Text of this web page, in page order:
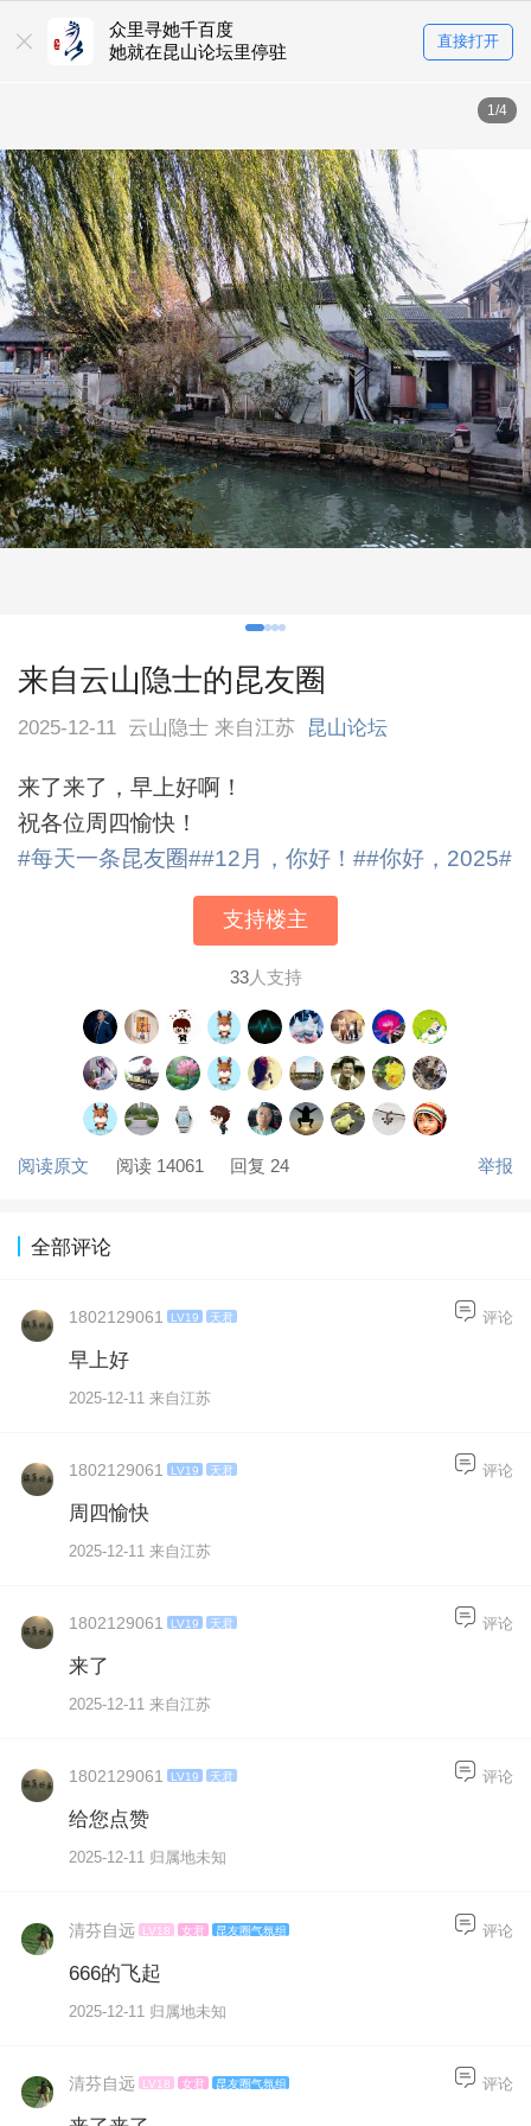
众里寻她千百度
她就在昆山论坛里停驻
直接打开
1/4
来自云山隐士的昆友圈
2025-12-11 云山隐士 来自江苏 昆山论坛
来了来了，早上好啊！
祝各位周四愉快！
#每天一条昆友圈##12月，你好！##你好，2025#
支持楼主
33人支持
阅读原文 阅读 14061 回复 24 举报
全部评论
1802129061 LV19 天君
早上好
2025-12-11 来自江苏
评论
1802129061 LV19 天君
周四愉快
2025-12-11 来自江苏
评论
1802129061 LV19 天君
来了
2025-12-11 来自江苏
评论
1802129061 LV19 天君
给您点赞
2025-12-11 归属地未知
评论
清芬自远 LV18 女君 昆友圈气氛组
666的飞起
2025-12-11 归属地未知
评论
清芬自远 LV18 女君 昆友圈气氛组 评论